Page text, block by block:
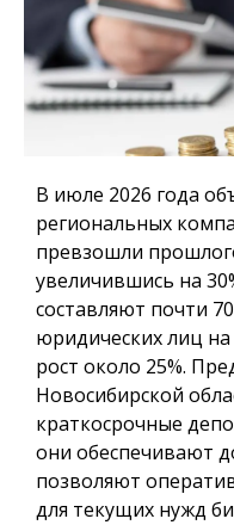
В июле 2026 года
региональных
превзошли
увеличившись на
составляют почти
юридических лиц на
рост около 25%.
Новосибирской
краткосрочные
они обеспечивают
позволяют
для текущих нужд